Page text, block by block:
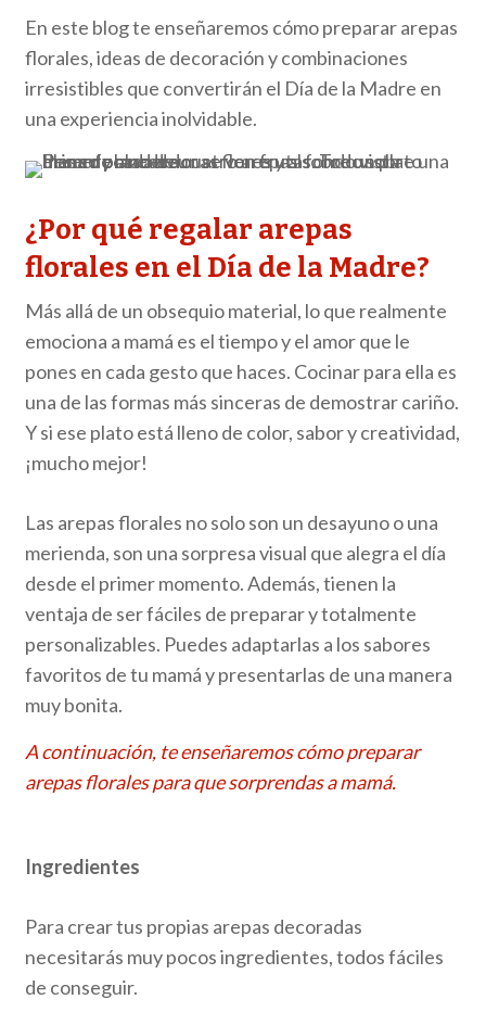
En este blog te enseñaremos cómo preparar arepas
florales, ideas de decoración y combinaciones
irresistibles que convertirán el Día de la Madre en
una experiencia inolvidable.
¿Por qué regalar arepas
florales en el Día de la Madre?
Más allá de un obsequio material, lo que realmente
emociona a mamá es el tiempo y el amor que le
pones en cada gesto que haces. Cocinar para ella es
una de las formas más sinceras de demostrar cariño.
Y si ese plato está lleno de color, sabor y creatividad,
¡mucho mejor!
Las arepas florales no solo son un desayuno o una
merienda, son una sorpresa visual que alegra el día
desde el primer momento. Además, tienen la
ventaja de ser fáciles de preparar y totalmente
personalizables. Puedes adaptarlas a los sabores
favoritos de tu mamá y presentarlas de una manera
muy bonita.
A continuación, te enseñaremos cómo preparar
arepas florales para quesorprendasa mamá.
Ingredientes
Para crear tus propias arepas decoradas
necesitarás muy pocos ingredientes, todos fáciles
de conseguir.